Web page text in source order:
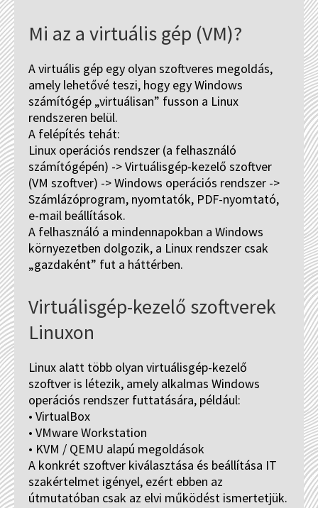
Mi az a virtuális gép (VM)?
A virtuális gép egy olyan szoftveres megoldás,
amely lehetővé teszi, hogy egy Windows
számítógép „virtuálisan” fusson a Linux
rendszeren belül.
A felépítés tehát:
Linux operációs rendszer (a felhasználó
számítógépén) -> Virtuálisgép-kezelő szoftver
(VM szoftver) -> Windows operációs rendszer ->
Számlázóprogram, nyomtatók, PDF-nyomtató,
e-mail beállítások.
A felhasználó a mindennapokban a Windows
környezetben dolgozik, a Linux rendszer csak
„gazdaként” fut a háttérben.
Virtuálisgép-kezelő szoftverek
Linuxon
Linux alatt több olyan virtuálisgép-kezelő
szoftver is létezik, amely alkalmas Windows
operációs rendszer futtatására, például:
• VirtualBox
• VMware Workstation
• KVM / QEMU alapú megoldások
A konkrét szoftver kiválasztása és beállítása IT
szakértelmet igényel, ezért ebben az
útmutatóban csak az elvi működést ismertetjük.